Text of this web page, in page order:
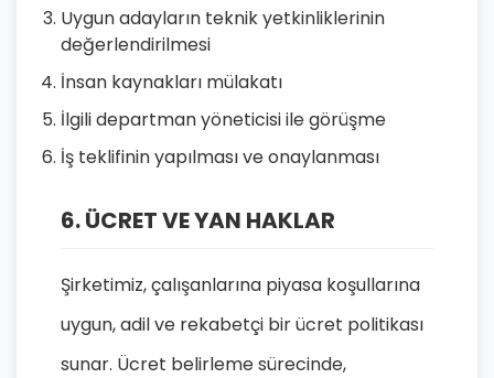
Uygun adayların teknik yetkinliklerinin
değerlendirilmesi
İnsan kaynakları mülakatı
İlgili departman yöneticisi ile görüşme
İş teklifinin yapılması ve onaylanması
6. ÜCRET VE YAN HAKLAR
Şirketimiz, çalışanlarına piyasa koşullarına
uygun, adil ve rekabetçi bir ücret politikası
sunar. Ücret belirleme sürecinde,